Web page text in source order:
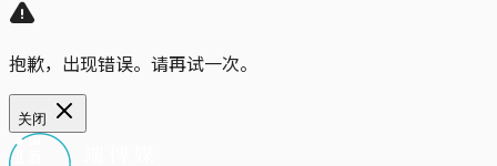
抱歉，出现错误。请再试一次。
关闭